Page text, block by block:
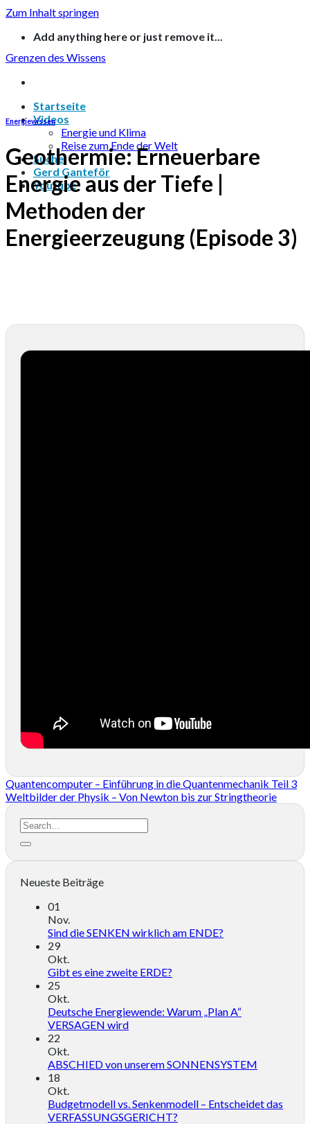
Zum Inhalt springen
Add anything here or just remove it...
Grenzen des Wissens
Startseite
Videos
Energie und Klima
Reise zum Ende der Welt
Suche
Gerd Ganteför
Youtube
Energiewissen
Geothermie: Erneuerbare
Energie aus der Tiefe |
Methoden der
Energieerzeugung (Episode 3)
Quantencomputer – Einführung in die Quantenmechanik Teil 3
Weltbilder der Physik – Von Newton bis zur Stringtheorie
Neueste Beiträge
01
Nov.
Sind die SENKEN wirklich am ENDE?
29
Okt.
Gibt es eine zweite ERDE?
25
Okt.
Deutsche Energiewende: Warum „Plan A“
VERSAGEN wird
22
Okt.
ABSCHIED von unserem SONNENSYSTEM
18
Okt.
Budgetmodell vs. Senkenmodell – Entscheidet das
VERFASSUNGSGERICHT?